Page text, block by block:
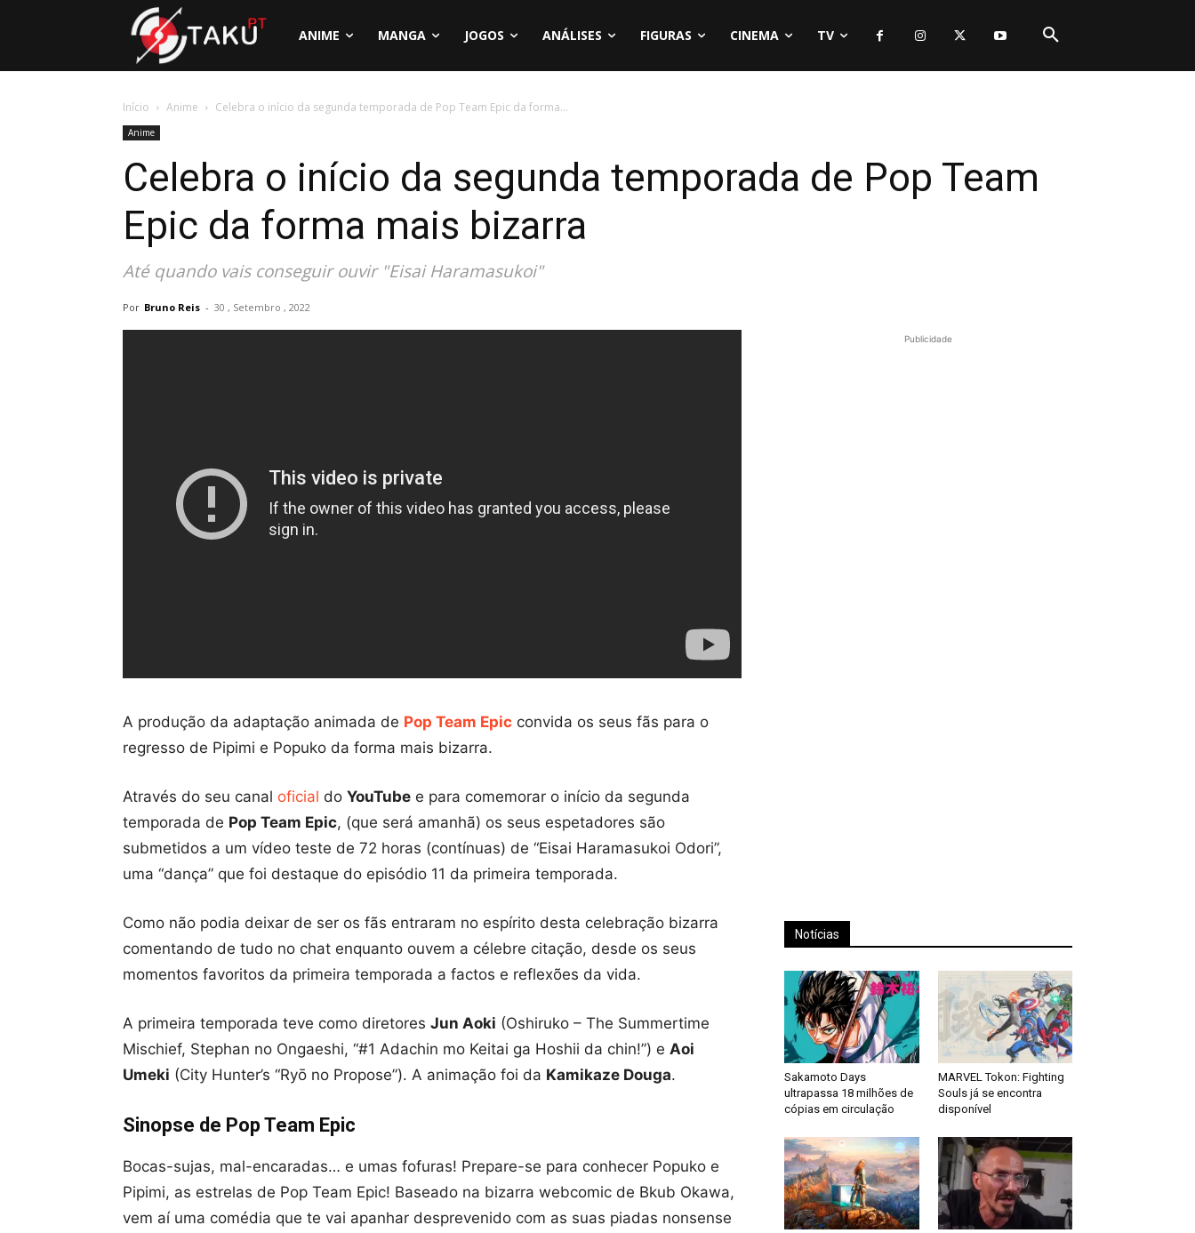
ANIME MANGA JOGOS ANÁLISES FIGURAS CINEMA TV
Início Anime Celebra o início da segunda temporada de Pop Team Epic da forma...
Anime
Celebra o início da segunda temporada de Pop Team
Epic da forma mais bizarra
Até quando vais conseguir ouvir "Eisai Haramasukoi"
Por Bruno Reis - 30 , Setembro , 2022
A produção da adaptação animada de Pop Team Epic convida os seus fãs para o
regresso de Pipimi e Popuko da forma mais bizarra.
Através do seu canal oficial do YouTube e para comemorar o início da segunda
temporada de Pop Team Epic, (que será amanhã) os seus espetadores são
submetidos a um vídeo teste de 72 horas (contínuas) de “Eisai Haramasukoi Odori”,
uma “dança” que foi destaque do episódio 11 da primeira temporada.
Como não podia deixar de ser os fãs entraram no espírito desta celebração bizarra
comentando de tudo no chat enquanto ouvem a célebre citação, desde os seus
momentos favoritos da primeira temporada a factos e reflexões da vida.
A primeira temporada teve como diretores Jun Aoki (Oshiruko – The Summertime
Mischief, Stephan no Ongaeshi, “#1 Adachin mo Keitai ga Hoshii da chin!”) e Aoi
Umeki (City Hunter’s “Ryō no Propose”). A animação foi da Kamikaze Douga.
Sinopse de Pop Team Epic
Bocas-sujas, mal-encaradas… e umas fofuras! Prepare-se para conhecer Popuko e
Pipimi, as estrelas de Pop Team Epic! Baseado na bizarra webcomic de Bkub Okawa,
vem aí uma comédia que te vai apanhar desprevenido com as suas piadas nonsense
Publicidade
Notícias
Sakamoto Days
ultrapassa 18 milhões de
cópias em circulação
MARVEL Tokon: Fighting
Souls já se encontra
disponível